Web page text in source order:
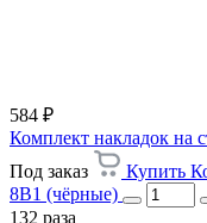
584 ₽
Комплект накладок на
Под заказ
Купить
8В1 (чёрные)
132 раза